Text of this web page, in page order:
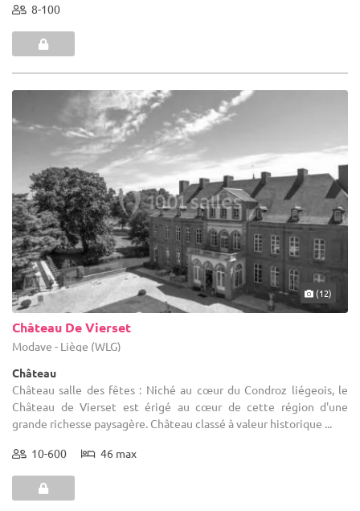
8-100
(12)
Château De Vierset
Modave - Liège (WLG)
Château
Château salle des fêtes : Niché au cœur du Condroz liégeois, le
Château de Vierset est érigé au cœur de cette région d'une
grande richesse paysagère. Château classé à valeur historique ...
10-600 46 max